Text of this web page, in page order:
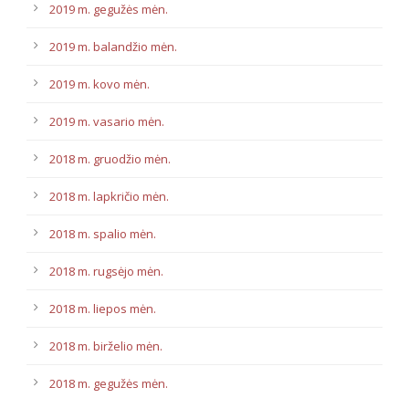
2019 m. gegužės mėn.
2019 m. balandžio mėn.
2019 m. kovo mėn.
2019 m. vasario mėn.
2018 m. gruodžio mėn.
2018 m. lapkričio mėn.
2018 m. spalio mėn.
2018 m. rugsėjo mėn.
2018 m. liepos mėn.
2018 m. birželio mėn.
2018 m. gegužės mėn.